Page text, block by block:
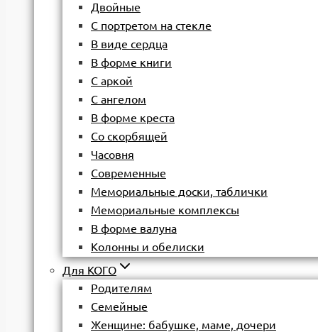
Двойные
С портретом на стекле
В виде сердца
В форме книги
С аркой
С ангелом
В форме креста
Со скорбящей
Часовня
Современные
Мемориальные доски, таблички
Мемориальные комплексы
В форме валуна
Колонны и обелиски
Для КОГО
Родителям
Семейные
Женщине: бабушке, маме, дочери